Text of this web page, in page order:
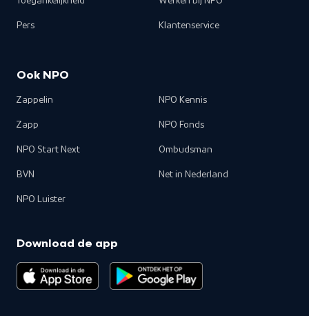
Pers Klantenservice
Ook NPO
Zappelin
Zapp
NPO Start Next
BVN
NPO Luister
NPO Kennis
NPO Fonds
Ombudsman
Net in Nederland
Download de app